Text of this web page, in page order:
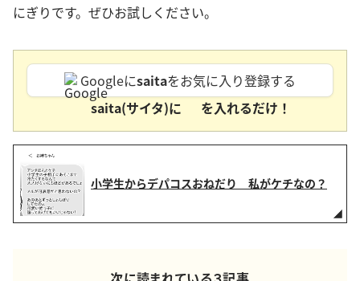
にぎりです。ぜひお試しください。
Googleにsaitaをお気に入り登録する
saita(サイタ)に
を入れるだけ！
小学生からデパコスおねだり 私がケチなの？